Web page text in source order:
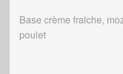
Base crème fraiche,
poulet